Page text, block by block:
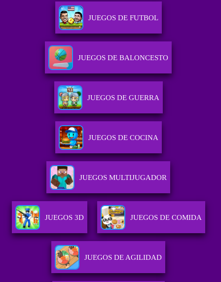
JUEGOS DE FUTBOL
JUEGOS DE BALONCESTO
JUEGOS DE GUERRA
JUEGOS DE COCINA
JUEGOS MULTIJUGADOR
JUEGOS 3D JUEGOS DE COMIDA
JUEGOS DE AGILIDAD